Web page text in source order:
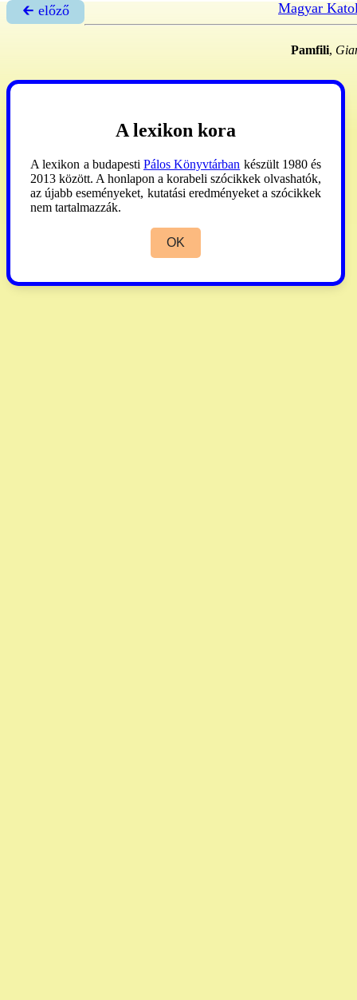
🡰 előző Magyar
Pamfili,
A lexikon kora
A lexikon a budapesti Pálos Könyvtárban készült 1980 és
2013 között. A honlapon a korabeli szócikkek olvashatók,
az újabb eseményeket, kutatási eredményeket a szócikkek
nem tartalmazzák.
OK